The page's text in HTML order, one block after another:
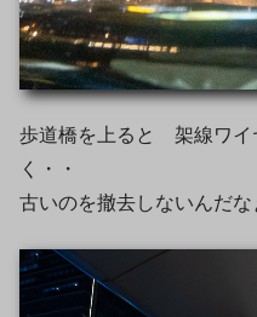
歩道橋を上ると 架線ワ
く・・
古いのを撤去しないんだな